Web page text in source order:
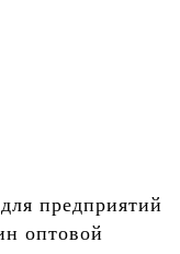
предприятий
оптовой